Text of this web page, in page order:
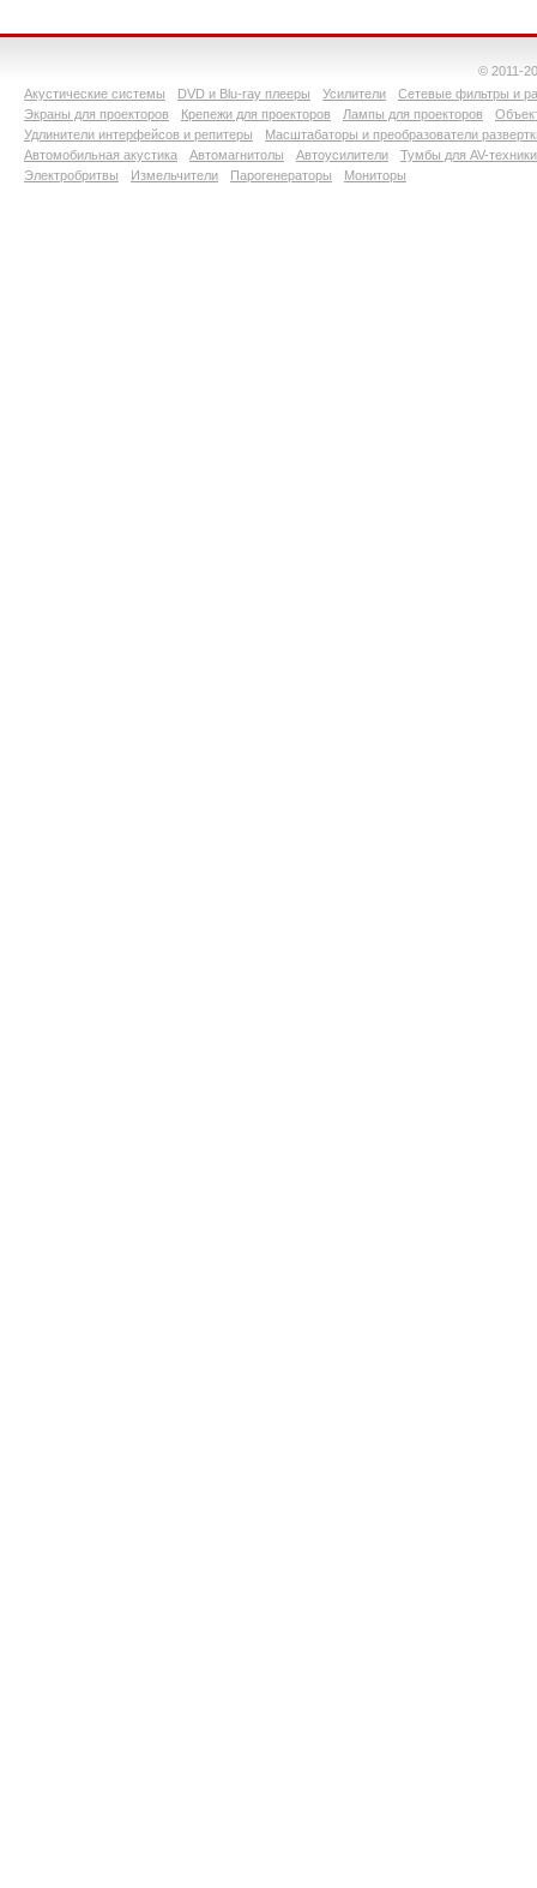
© 2011-
Акустические системы
DVD и Blu-ray плееры Усилители
Сетевые фильтры и
Экраны для проекторов
Крепежи для проекторов Лампы для проекторов
Удлинители интерфейсов и репитеры
Масштабаторы и преобразователи
Автомобильная акустика
Автомагнитолы Автоусилители
Тумбы для AV-техники
Электробритвы
Измельчители Парогенераторы Мониторы